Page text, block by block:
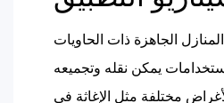
الجاهزة ذات الحاويات
يمكن نقله وتجميعه
مختلفة مثل الإغاثة في